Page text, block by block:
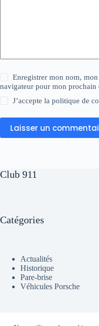
Enregistrer mon nom,
navigateur pour mon prochain
J’accepte lapolitique de
Laisser un
Club 911
Catégories
Actualités
Historique
Pare-brise
Véhicules Porsche